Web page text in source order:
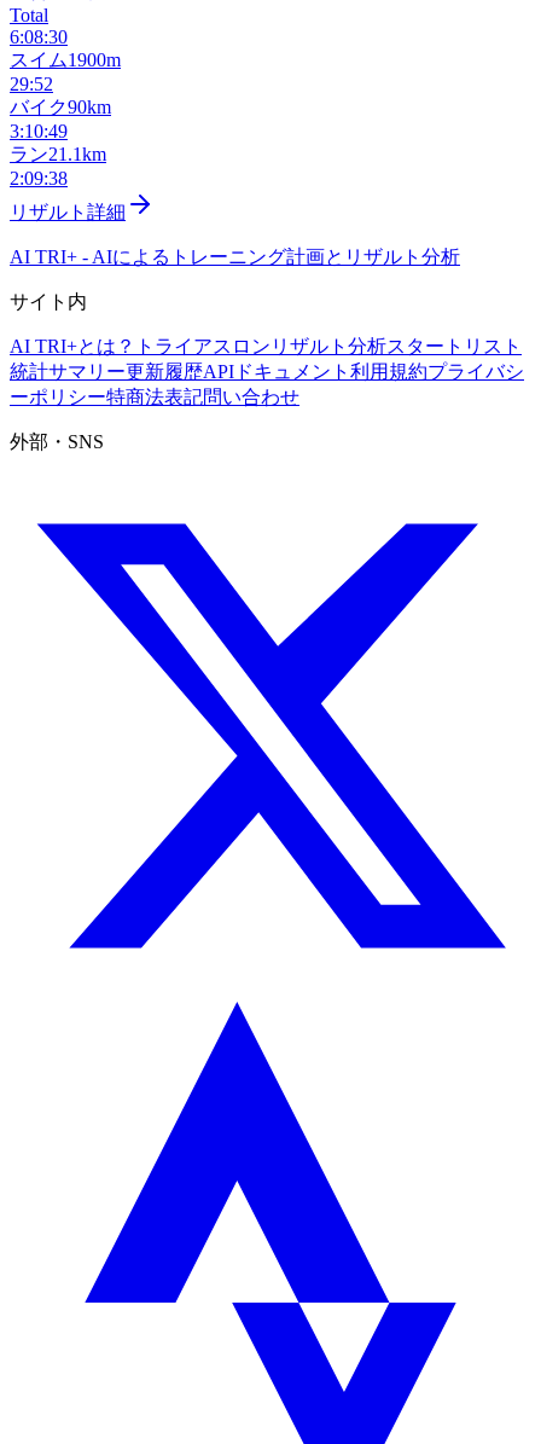
Total
6:08:30
スイム1900m
29:52
バイク90km
3:10:49
ラン21.1km
2:09:38
リザルト詳細
AI TRI+ - AIによるトレーニング計画とリザルト分析
サイト内
AI TRI+とは？ トライアスロンリザルト分析スタートリスト
統計サマリー更新履歴APIドキュメント 利用規約プライバシ
ーポリシー特商法表記問い合わせ
外部・SNS